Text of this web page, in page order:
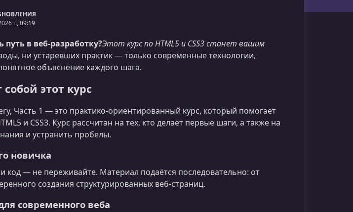
г., 09:19
в веб‑разработку?Этот курс по HTML5 и CSS3 станет вашим
ни устаревших практик — только современные технологии,
объяснение каждого шага.
этот курс
Часть 1 — это практико‑ориентированный курс, который помогает
и CSS3. Курс рассчитан на тех, кто делает первые шаги, а также на
и устранить пробелы.
новичка
код — не переживайте. Материал подаётся последовательно: от
создания структурированных веб‑страниц.
современного веба